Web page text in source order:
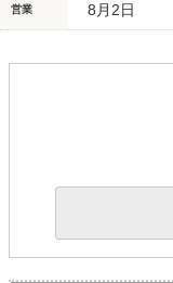
営業 8月2日